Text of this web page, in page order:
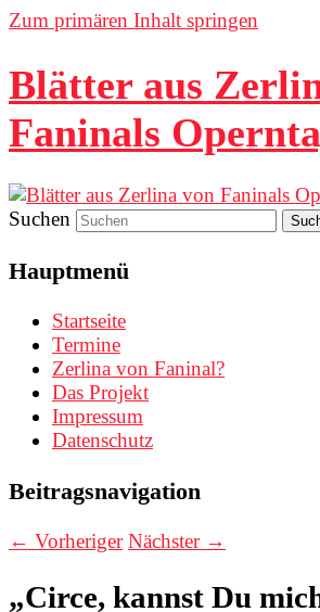
Zum primären Inhalt springen
Blätter aus
Faninals
Suchen
Hauptmenü
Startseite
Termine
Zerlina von Faninal?
Das Projekt
Impressum
Datenschutz
Beitragsnavigation
← Vorheriger Nächster →
„Circe, kannst Du